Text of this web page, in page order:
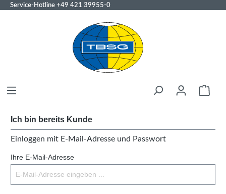
Service-Hotline +49 421 39955-0
Ich bin bereits Kunde
Einloggen mit E-Mail-Adresse und Passwort
Ihre E-Mail-Adresse